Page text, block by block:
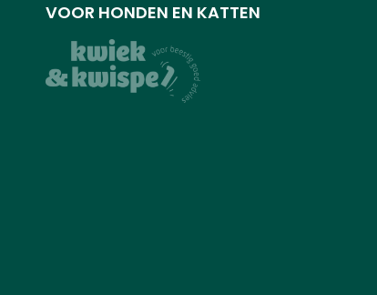
VOOR HONDEN EN KATTEN